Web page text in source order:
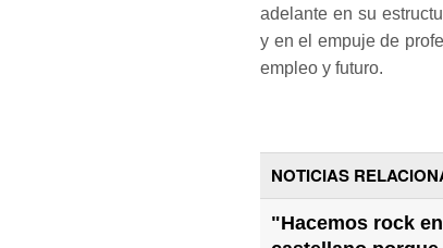
adelante en su
y en el empuje de
empleo y futuro.
NOTICIAS
"Hacemos rock en